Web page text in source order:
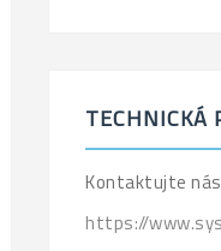
TECHNICKÁ
Kontaktujte
https://